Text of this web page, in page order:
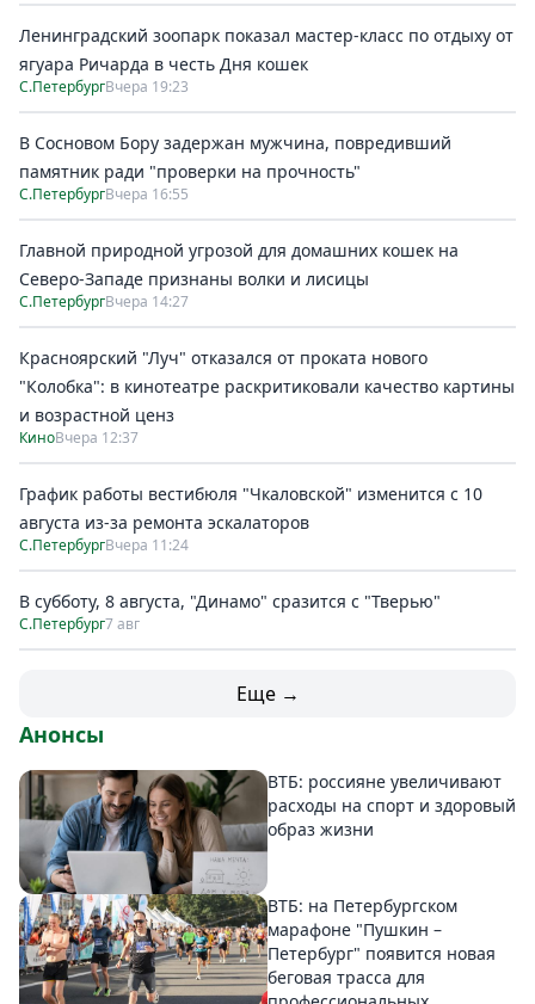
Ленинградский зоопарк показал мастер-класс по отдыху от
ягуара Ричарда в честь Дня кошек
С.ПетербургВчера 19:23
В Сосновом Бору задержан мужчина, повредивший
памятник ради "проверки на прочность"
С.ПетербургВчера 16:55
Главной природной угрозой для домашних кошек на
Северо-Западе признаны волки и лисицы
С.ПетербургВчера 14:27
Красноярский "Луч" отказался от проката нового
"Колобка": в кинотеатре раскритиковали качество картины
и возрастной ценз
КиноВчера 12:37
График работы вестибюля "Чкаловской" изменится с 10
августа из-за ремонта эскалаторов
С.ПетербургВчера 11:24
В субботу, 8 августа, "Динамо" сразится с "Тверью"
С.Петербург7 авг
Еще →
Анонсы
ВТБ: россияне увеличивают
расходы на спорт и здоровый
образ жизни
ВТБ: на Петербургском
марафоне "Пушкин –
Петербург" появится новая
беговая трасса для